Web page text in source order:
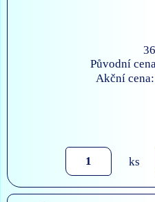
Původní
Akční cena:
ks